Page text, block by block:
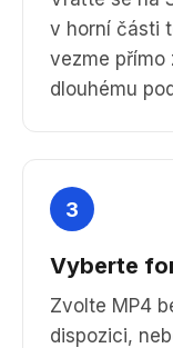
v horní části
vezme přímo
dlouhému
3
Vyberte
Zvolte MP4
dispozici,